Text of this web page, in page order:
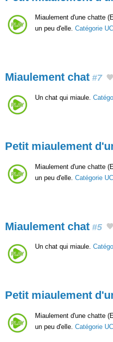
Miaulement d'une chatte
un peu d'elle. Catégorie
Miaulement chat #7
Un chat qui miaule.
Petit miaulement
Miaulement d'une chatte
un peu d'elle. Catégorie
Miaulement chat #5
Un chat qui miaule.
Petit miaulement
Miaulement d'une chatte
un peu d'elle. Catégorie